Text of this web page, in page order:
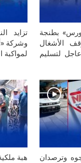
بطنجة
الأشغال
لتسليم
تزايد
وشركة
لمواكبة
وترصدان
هبة